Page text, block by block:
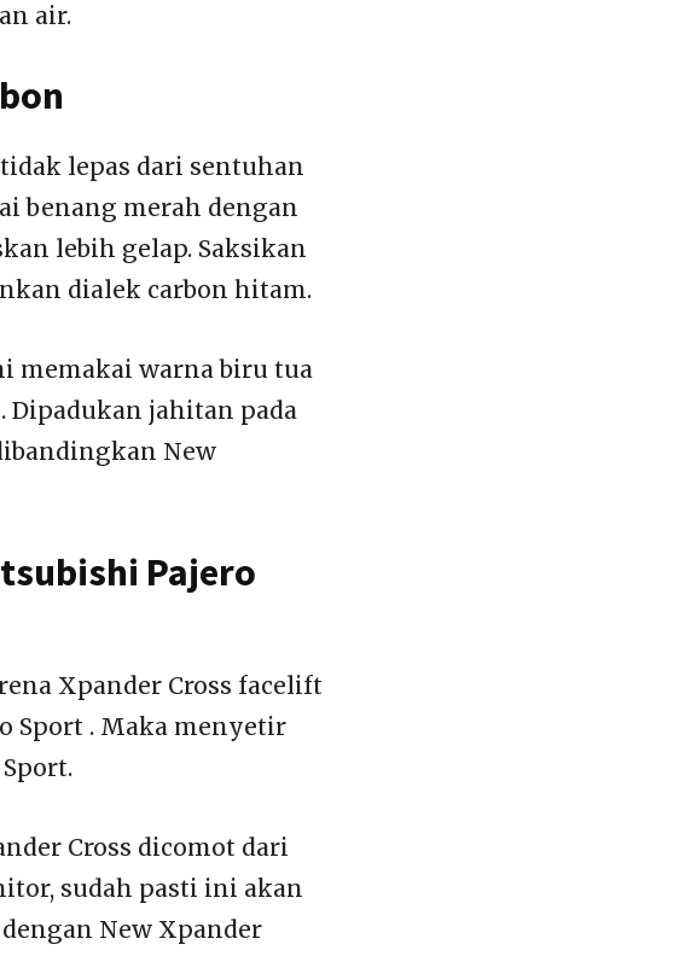
air.
lepas dari sentuhan
benang merah dengan
lebih gelap. Saksikan
dialek carbon hitam.
memakai warna biru tua
jahitan pada
New
Pajero
Xpander Cross facelift
Sport . Maka menyetir
Cross dicomot dari
sudah pasti ini akan
New Xpander